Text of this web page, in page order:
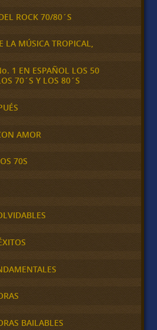
ROCK 70/80´S
LA MÚSICA TROPICAL,
1 EN ESPAÑOL LOS 50
70´S Y LOS 80´S
AMOR
70S
BAILABLES